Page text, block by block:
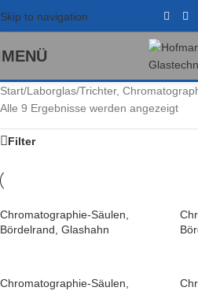
Skip to navigation
MENÜ
Start/Laborglas/Trichter,
Alle 9 Ergebnisse werden angezeigt
Filter
Chromatographie-Säulen,
Bördelrand, Glashahn
Chromatographie-Säulen,